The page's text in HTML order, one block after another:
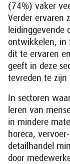
(74%) vaker
Verder ervaren
leidinggevende
ontwikkelen, in
dit te ervaren
geeft in deze
tevreden te zijn
In sectoren
leren van
in mindere
horeca,
detailhandel
door